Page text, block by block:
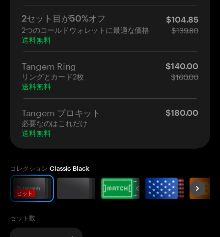
2セット目が50%オフ
2つのコールドウォレットに最適な価格
送料無料
$104.85
$139.80
Tangem Ring
リングとカード2枚
送料無料
$140.00
$160.00
Tangem プロキット
必要なのはこれだけ
送料無料
$180.00
コレクション Classic Black
ヒット
セット数